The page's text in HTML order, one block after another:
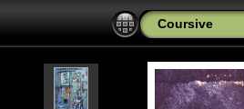
Coursive